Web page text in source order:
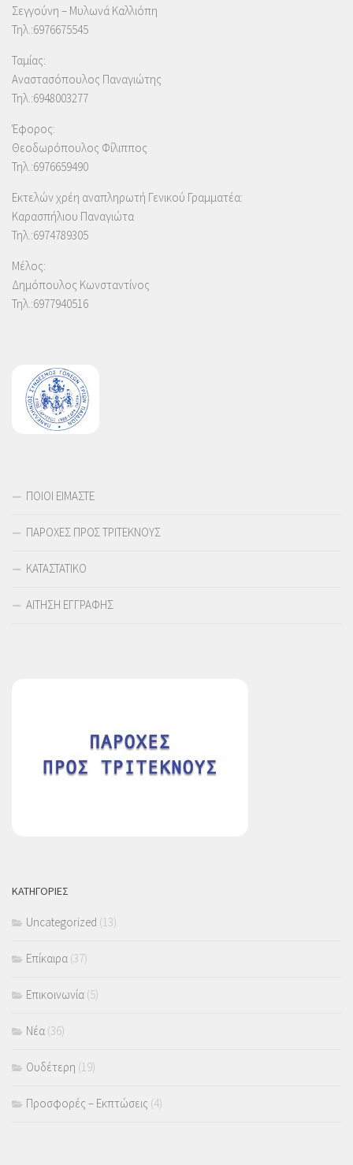
Σεγγούνη – Μυλωνά Καλλιόπη
Τηλ.:6976675545
Ταμίας:
Αναστασόπουλος Παναγιώτης
Τηλ.:6948003277
Έφορος:
Θεοδωρόπουλος Φίλιππος
Τηλ.:6976659490
Εκτελών χρέη αναπληρωτή Γενικού Γραμματέα:
Καρασπήλιου Παναγιώτα
Τηλ.:6974789305
Μέλος:
Δημόπουλος Κωνσταντίνος
Τηλ.:6977940516
ΠΟΙΟΙ ΕΙΜΑΣΤΕ
ΠΑΡΟΧΕΣ ΠΡΟΣ ΤΡΙΤΕΚΝΟΥΣ
ΚΑΤΑΣΤΑΤΙΚΟ
ΑΙΤΗΣΗ ΕΓΓΡΑΦΗΣ
ΚΑΤΗΓΟΡΙΕΣ
Uncategorized (13)
Επίκαιρα (37)
Επικοινωνία (5)
Νέα (36)
Ουδέτερη (19)
Προσφορές – Εκπτώσεις (4)